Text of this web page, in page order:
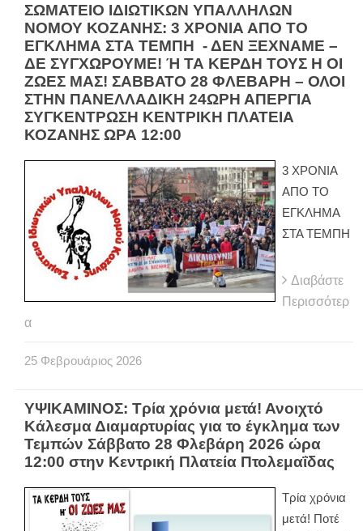
ΣΩΜΑΤΕΙΟ ΙΔΙΩΤΙΚΩΝ ΥΠΑΛΛΗΛΩΝ
ΝΟΜΟΥ ΚΟΖΑΝΗΣ: 3 ΧΡΟΝΙΑ ΑΠΟ ΤΟ
ΕΓΚΛΗΜΑ ΣΤΑ ΤΕΜΠΗ - ΔΕΝ ΞΕΧΝΑΜΕ –
ΔΕ ΣΥΓΧΩΡΟΥΜΕ! Ή ΤΑ ΚΕΡΔΗ ΤΟΥΣ Η ΟΙ
ΖΩΕΣ ΜΑΣ! ΣΑΒΒΑΤΟ 28 ΦΛΕΒΑΡΗ – ΟΛΟΙ
ΣΤΗΝ ΠΑΝΕΛΛΑΔΙΚΗ 24ΩΡΗ ΑΠΕΡΓΙΑ
ΣΥΓΚΕΝΤΡΩΣΗ ΚΕΝΤΡΙΚΗ ΠΛΑΤΕΙΑ
ΚΟΖΑΝΗΣ ΩΡΑ 12:00
3 ΧΡΟΝΙΑ
ΑΠΟ ΤΟ
ΕΓΚΛΗΜΑ
ΣΤΑ ΤΕΜΠΗ
Διαβάστε
Περισσότερ
α
25 Φεβρουάριος 2026
ΥΨΙΚΑΜΙΝΟΣ: Τρία χρόνια μετά! Ανοιχτό
Κάλεσμα Διαμαρτυρίας για το έγκλημα των
Τεμπών Σάββατο 28 Φλεβάρη 2026 ώρα
12:00 στην Κεντρική Πλατεία Πτολεμαΐδας
Τρία χρόνια
μετά! Ποτέ